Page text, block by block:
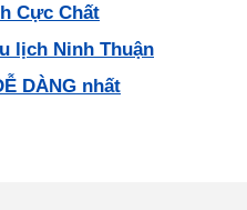
Cực Chất
lịch Ninh Thuận
DÀNG nhất